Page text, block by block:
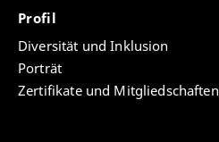
Profil
Diversität und Inklusion
Porträt
Zertifikate und Mitgliedschaften